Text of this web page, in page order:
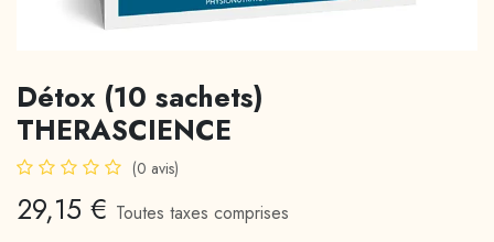
Détox (10 sachets)
THERASCIENCE
(0 avis)
29,15 € Toutes taxes comprises